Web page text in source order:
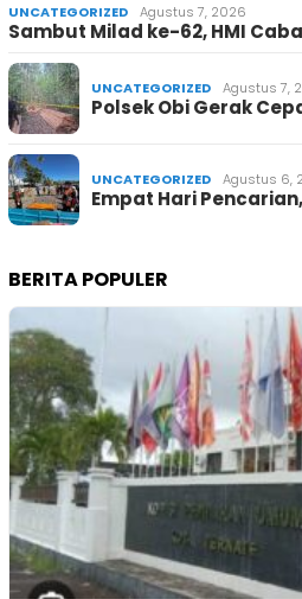
UNCATEGORIZED Agustus 7, 2026
Sambut Milad ke-62, HMI
UNCATEGORIZED Agustus 7,
Polsek Obi Gerak
UNCATEGORIZED Agustus 6,
Empat Hari
BERITA POPULER